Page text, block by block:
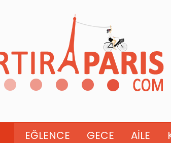
EĞLENCE GECE AILE